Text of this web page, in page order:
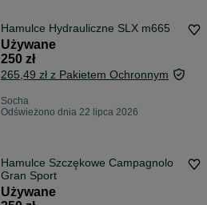
Hamulce Hydrauliczne SLX m665
Używane
250 zł
265,49 zł z Pakietem Ochronnym
Socha
Odświeżono dnia 22 lipca 2026
Hamulce Szczękowe Campagnolo
Gran Sport
Używane